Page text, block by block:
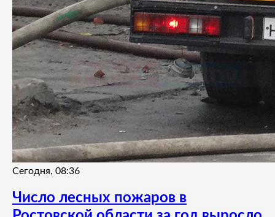
Сегодня, 08:36
Число лесных пожаров в